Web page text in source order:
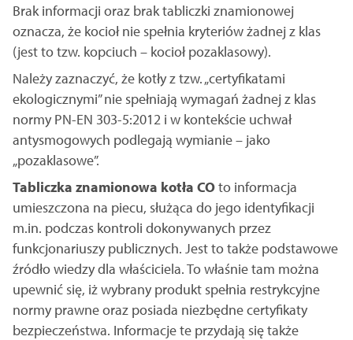
Brak informacji oraz brak tabliczki znamionowej
oznacza, że kocioł nie spełnia kryteriów żadnej z klas
(jest to tzw. kopciuch – kocioł pozaklasowy).
Należy zaznaczyć, że kotły z tzw. „certyfikatami
ekologicznymi” nie spełniają wymagań żadnej z klas
normy PN-EN 303-5:2012 i w kontekście uchwał
antysmogowych podlegają wymianie – jako
„pozaklasowe”.
Tabliczka znamionowa kotła COto informacja
umieszczona na piecu, służąca do jego identyfikacji
m.in. podczas kontroli dokonywanych przez
funkcjonariuszy publicznych. Jest to także podstawowe
źródło wiedzy dla właściciela. To właśnie tam można
upewnić się, iż wybrany produkt spełnia restrykcyjne
normy prawne oraz posiada niezbędne certyfikaty
bezpieczeństwa. Informacje te przydają się także